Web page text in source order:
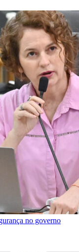
no governo